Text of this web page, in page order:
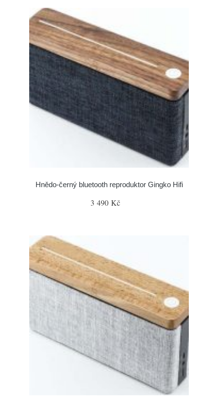
Hnědo-černý bluetooth reproduktor Gingko Hifi
3 490 Kč